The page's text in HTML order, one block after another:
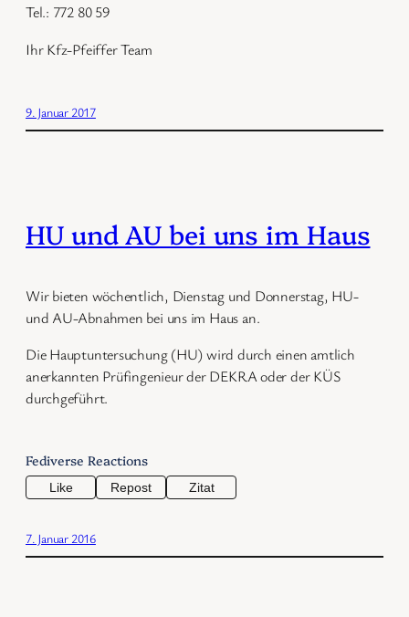
Tel.: 772 80 59
Ihr Kfz-Pfeiffer Team
9. Januar 2017
HU und AU bei uns im Haus
Wir bieten wöchentlich, Dienstag und Donnerstag, HU-
und AU-Abnahmen bei uns im Haus an.
Die Hauptuntersuchung (HU) wird durch einen amtlich
anerkannten Prüfingenieur der DEKRA oder der KÜS
durchgeführt.
Fediverse Reactions
Like Repost Zitat
7. Januar 2016